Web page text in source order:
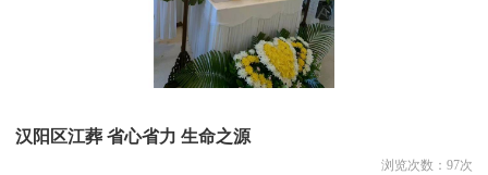
汉阳区江葬 省心省力 生命之源
浏览次数： 97次